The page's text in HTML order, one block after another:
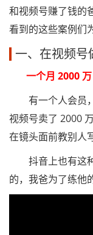
和视频号赚了钱的
看到的这些案例们
一、在视频号
一个月 2000 万
有一个人会员，
视频号卖了 2000
在镜头面前教别人
抖音上也有这种
的，我爸为了练他